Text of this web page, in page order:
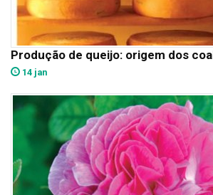
Produção de queijo: origem dos
14 jan